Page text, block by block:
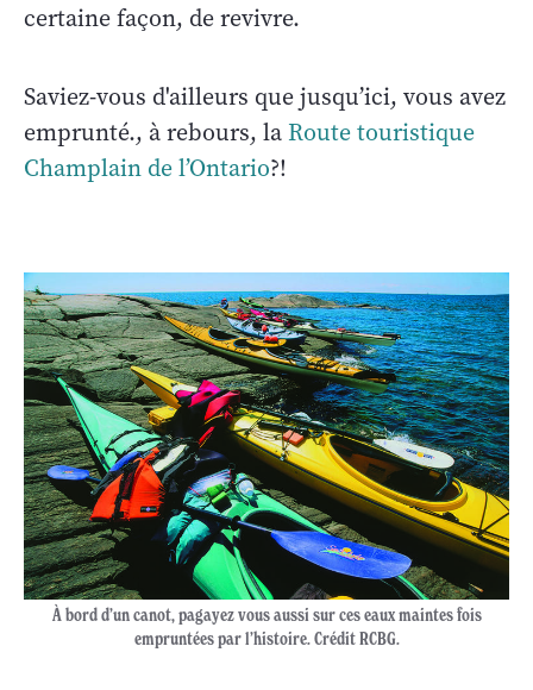
certaine façon, de revivre.
Saviez-vous d'ailleurs que jusqu’ici, vous avez
emprunté., à rebours, la Route touristique
Champlain de l’Ontario?!
À bord d’un canot, pagayez vous aussi sur ces eaux maintes fois
empruntées par l’histoire. Crédit RCBG.